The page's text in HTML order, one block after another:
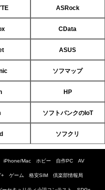
ASRock
CData
ASUS
ソフマップ
HP
ソフトバンクのIoT
ソフクリ
iPhone/Mac ホビー 自作PC AV
+ ゲーム 格安SIM 倶楽部情報局